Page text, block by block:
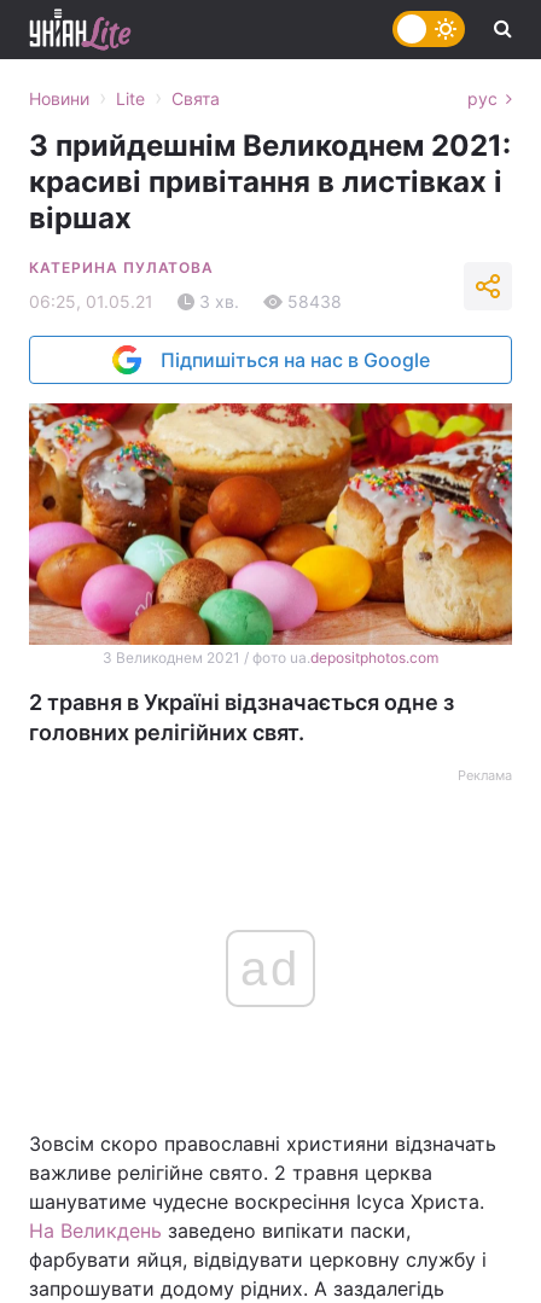
Головна Війна
Україна Політика
Економіка Світ
Новини › Lite › Свята рус
З прийдешнім Великоднем 2021:
красиві привітання в листівках і
віршах
КАТЕРИНА ПУЛАТОВА
06:25, 01.05.21 3 хв. 58438
Підпишіться на нас в Google
З Великоднем 2021 / фото ua.depositphotos.com
2 травня в Україні відзначається одне з
головних релігійних свят.
Реклама
ad
Зовсім скоро православні християни відзначать
важливе релігійне свято. 2 травня церква
шануватиме чудесне воскресіння Ісуса Христа.
На Великдень заведено випікати паски,
фарбувати яйця, відвідувати церковну службу і
запрошувати додому рідних. А заздалегідь